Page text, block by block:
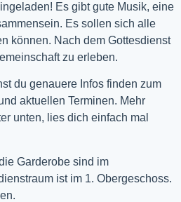
Es gibt gute Musik, eine
Es sollen sich alle
können. Nach dem Gottesdienst
zu erleben.
du genauere Infos finden zum
aktuellen Terminen. Mehr
unten, lies dich einfach mal
Garderobe sind im
ist im 1. Obergeschoss.